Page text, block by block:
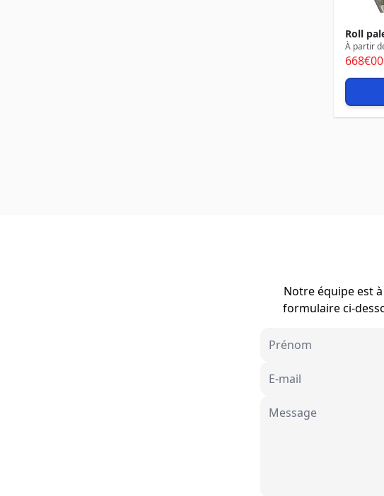
Roll
À partir
668€00
Notre équipe est
formulaire ci-